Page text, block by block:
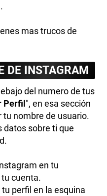
mas trucos de
DE INSTAGRAM
del numero de tus
Perfil ", en esa sección
nombre de usuario.
datos sobre ti que
en tu
cuenta.
perfil en la esquina